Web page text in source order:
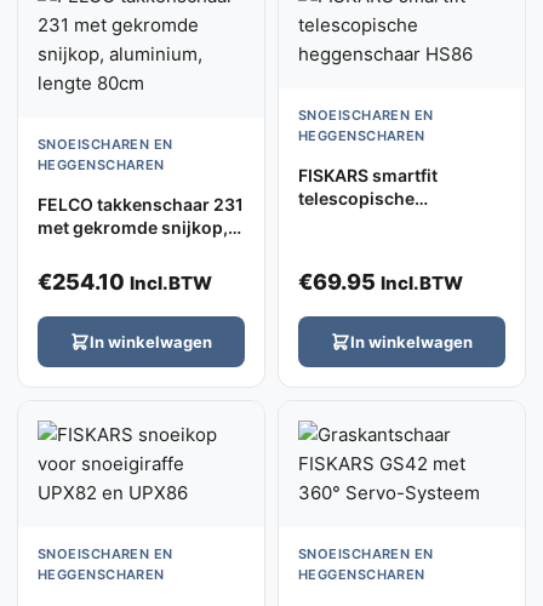
SNOEISCHAREN EN
HEGGENSCHAREN
FELCO takkenschaar 231
met gekromde snijkop,
€254.10 Incl.BTW
In winkelwagen
SNOEISCHAREN EN
HEGGENSCHAREN
FISKARS smartfit
telescopische
€69.95 Incl.BTW
In winkelwagen
SNOEISCHAREN EN
HEGGENSCHAREN
SNOEISCHAREN EN
HEGGENSCHAREN